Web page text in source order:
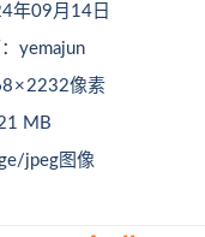
年09月14日
yemajun
× 2232像素
MB
jpeg图像